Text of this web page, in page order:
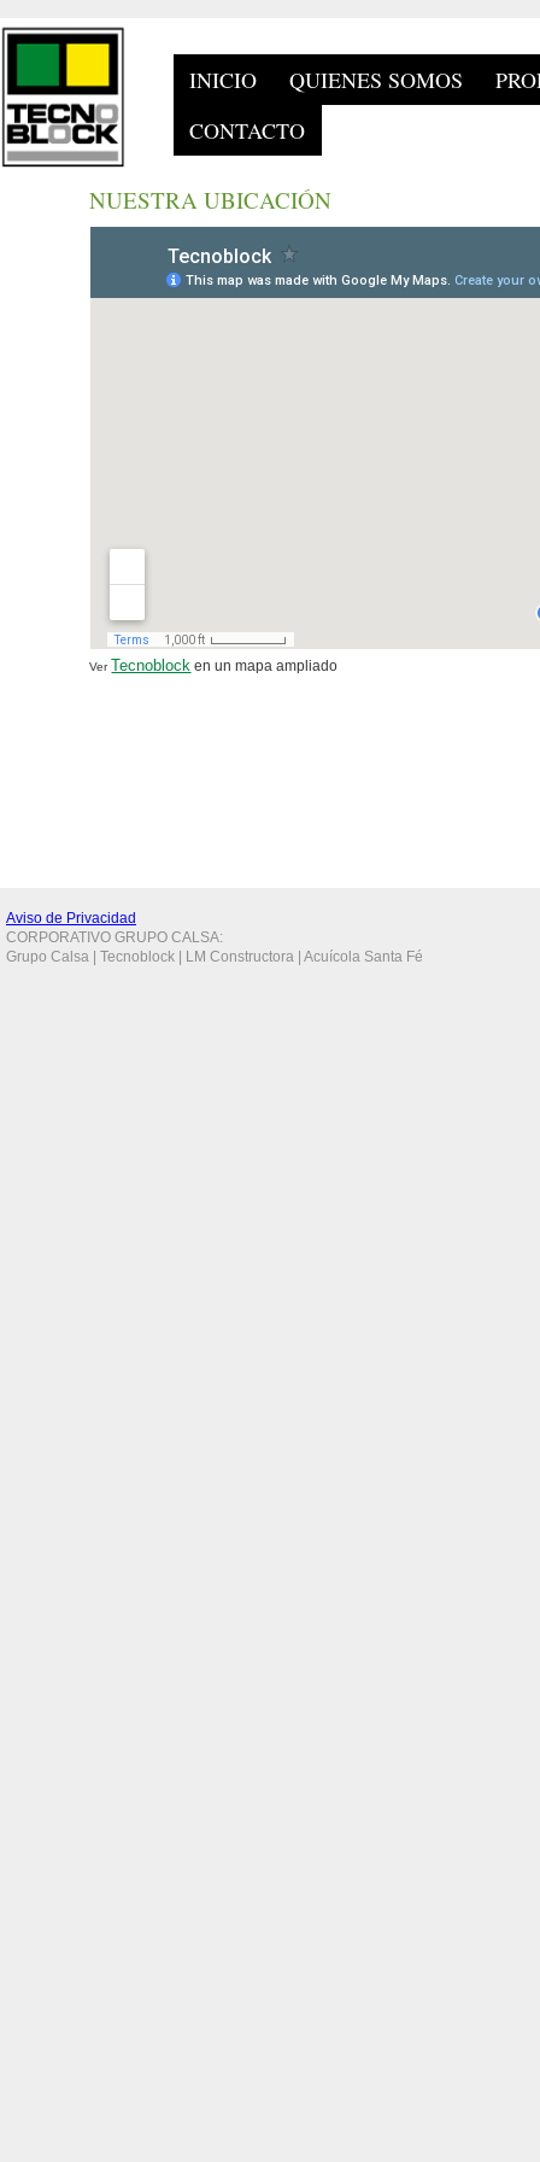
INICIO QUIENES SOMOS
CONTACTO
NUESTRA UBICACIÓN
Ver Tecnoblock en un mapa ampliado
Aviso de Privacidad
CORPORATIVO GRUPO CALSA:
Grupo Calsa | Tecnoblock | LM Constructora | Acuícola Santa Fé